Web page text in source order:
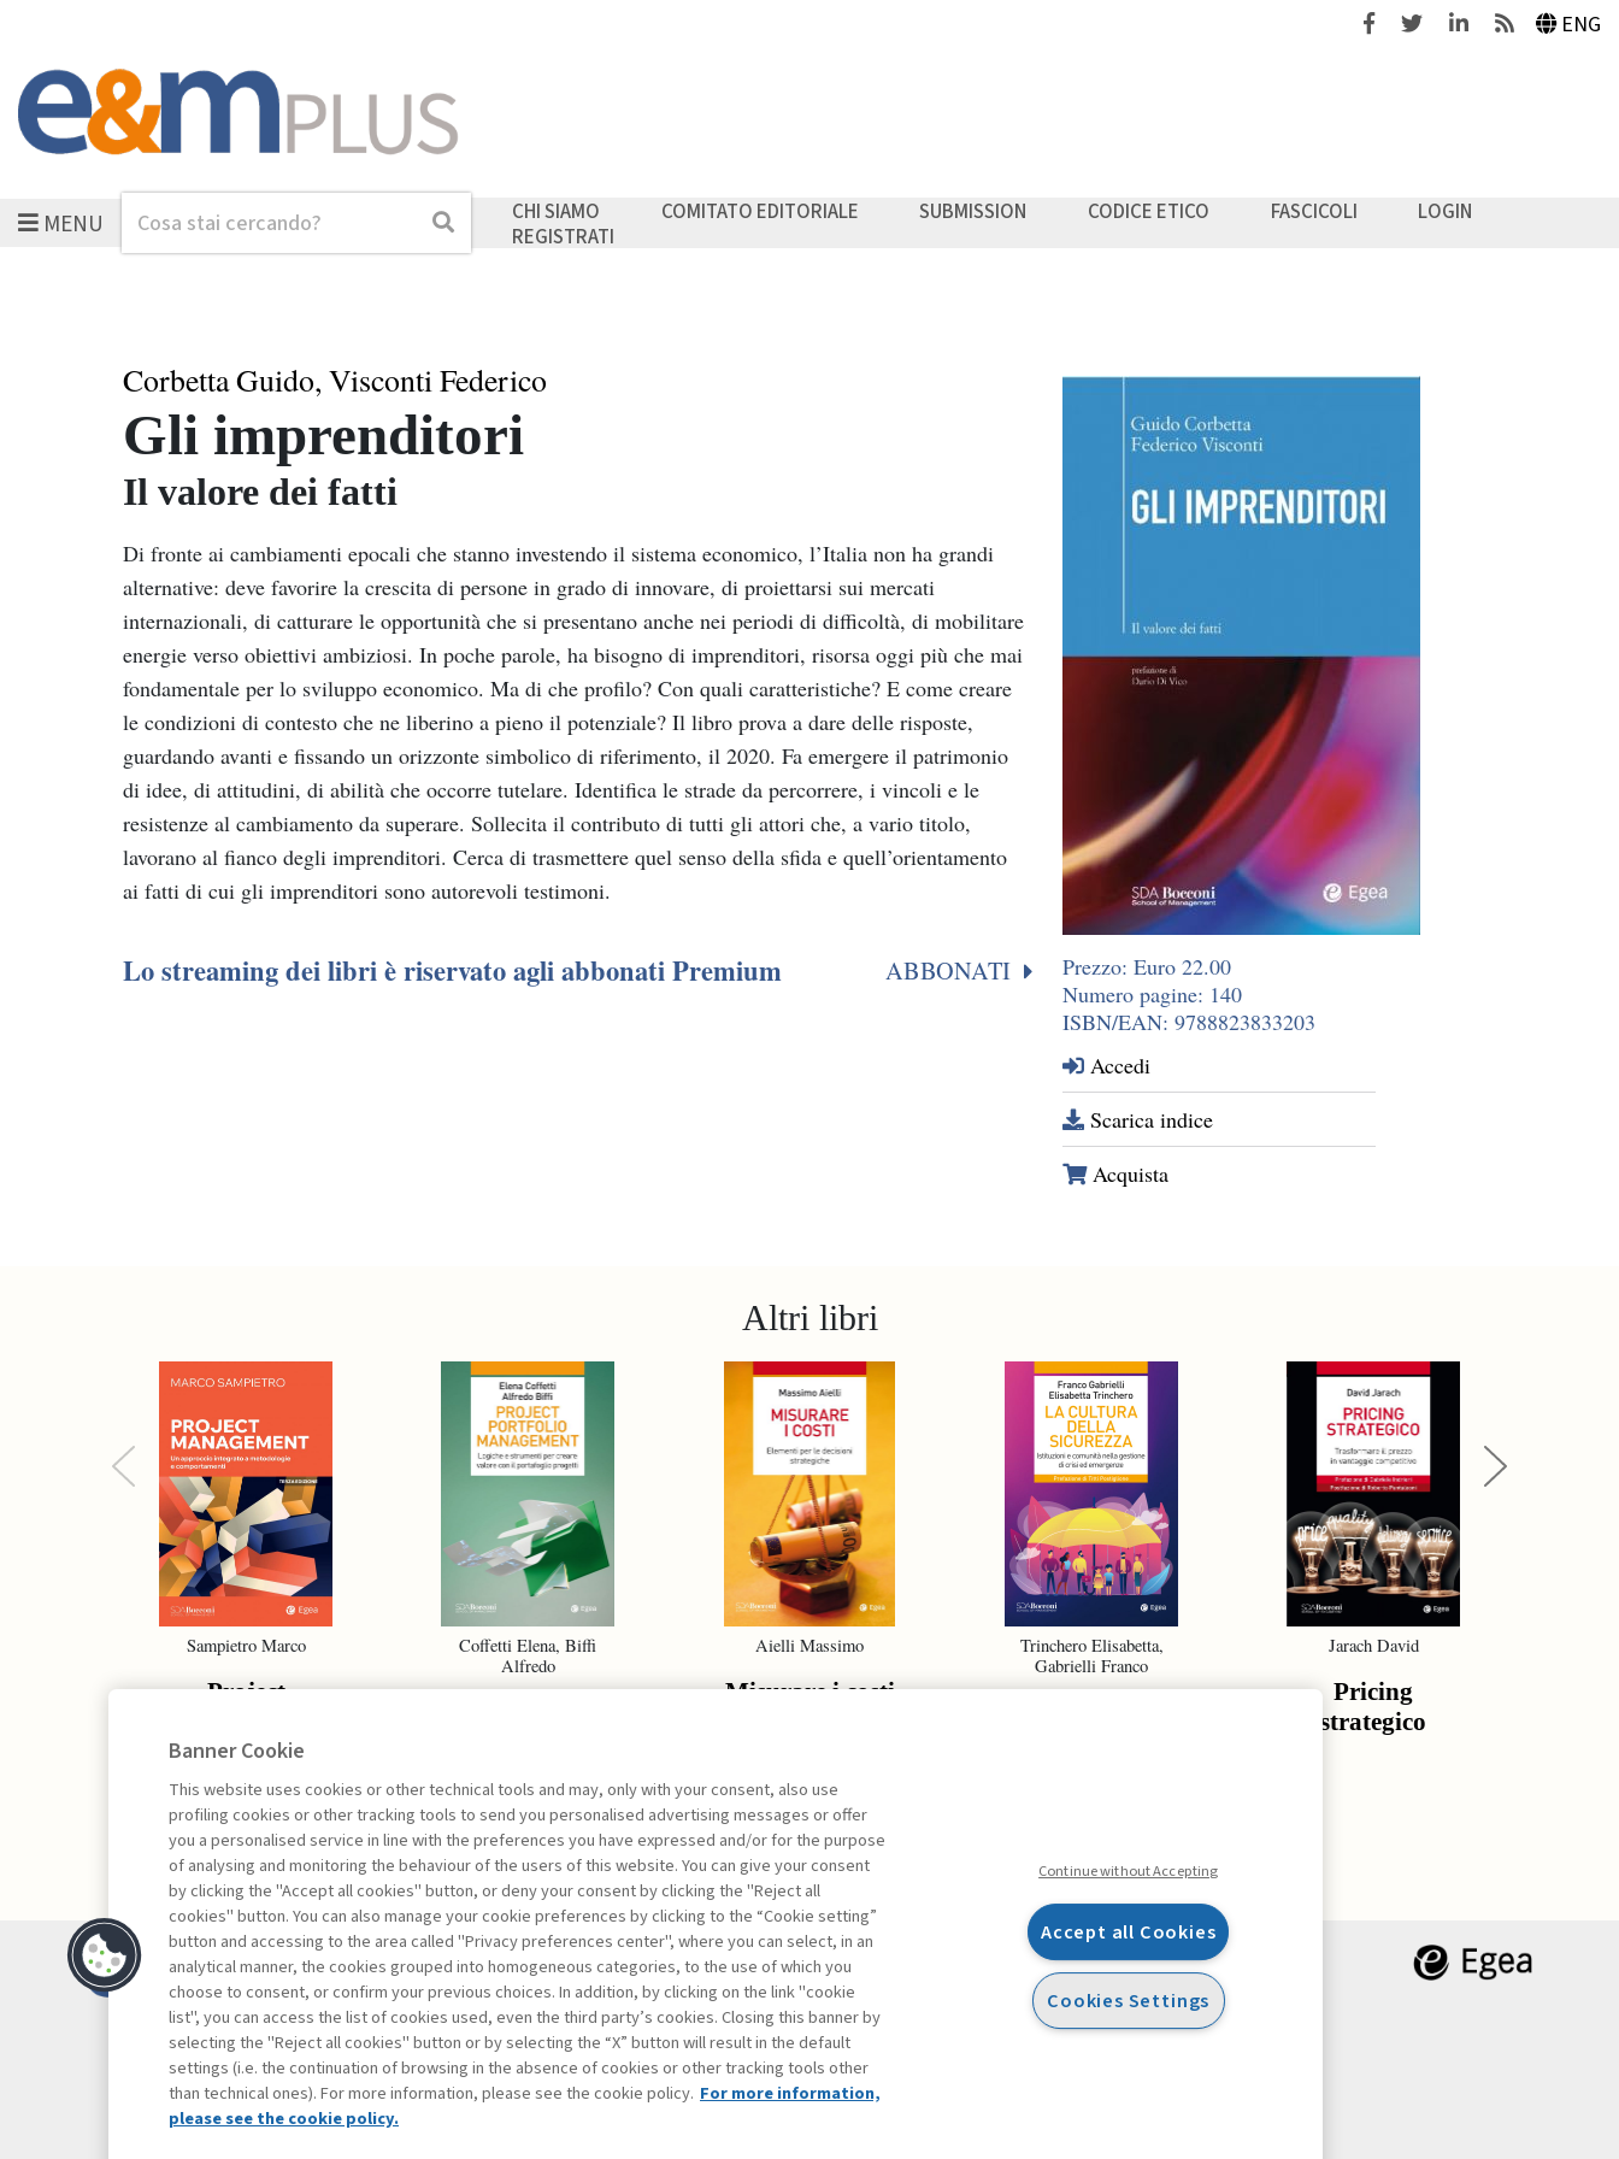
FacebookTwitterLinkedinFeeds ENG
MENUCerca Cerca CHI SIAMO COMITATO EDITORIALE SUBMISSION CODICE ETICO FASCICOLI
LOGIN
REGISTRATI
Corbetta Guido, Visconti Federico
Gli imprenditori
Il valore dei fatti
Di fronte ai cambiamenti epocali che stanno investendo il sistema economico, l’Italia non ha grandi
alternative: deve favorire la crescita di persone in grado di innovare, di proiettarsi sui mercati
internazionali, di catturare le opportunità che si presentano anche nei periodi di difficoltà, di mobilitare
energie verso obiettivi ambiziosi. In poche parole, ha bisogno di imprenditori, risorsa oggi più che mai
fondamentale per lo sviluppo economico. Ma di che profilo? Con quali caratteristiche? E come creare
le condizioni di contesto che ne liberino a pieno il potenziale? Il libro prova a dare delle risposte,
guardando avanti e fissando un orizzonte simbolico di riferimento, il 2020. Fa emergere il patrimonio
di idee, di attitudini, di abilità che occorre tutelare. Identifica le strade da percorrere, i vincoli e le
resistenze al cambiamento da superare. Sollecita il contributo di tutti gli attori che, a vario titolo,
lavorano al fianco degli imprenditori. Cerca di trasmettere quel senso della sfida e quell’orientamento
ai fatti di cui gli imprenditori sono autorevoli testimoni.
Lo streaming dei libri è riservato agli abbonati Premium ABBONATI
Prezzo: Euro 22.00
Numero pagine: 140
ISBN/EAN: 9788823833203
Accedi
Scarica indice
Acquista
Altri libri
Previous
Sampietro Marco
Project
III edizione
Coffetti Elena, Biffi
Alfredo
Aielli Massimo
Misurare i costi
Trinchero Elisabetta,
Gabrielli Franco
Jarach David
Pricing
strategico
Next
ARCHIVIO
Contatti
Abbonamenti
Archivio rubriche
Privacy
Cookie policy
Whistleblowing
FacebookTwitterLinkedin
Banner Cookie
This website uses cookies or other technical tools and may, only with your consent, also use
profiling cookies or other tracking tools to send you personalised advertising messages or offer
you a personalised service in line with the preferences you have expressed and/or for the purpose
of analysing and monitoring the behaviour of the users of this website. You can give your consent
by clicking the "Accept all cookies" button, or deny your consent by clicking the "Reject all
cookies" button. You can also manage your cookie preferences by clicking to the “Cookie setting”
button and accessing to the area called "Privacy preferences center", where you can select, in an
analytical manner, the cookies grouped into homogeneous categories, to the use of which you
choose to consent, or confirm your previous choices. In addition, by clicking on the link "cookie
list", you can access the list of cookies used, even the third party’s cookies. Closing this banner by
selecting the "Reject all cookies" button or by selecting the “X” button will result in the default
settings (i.e. the continuation of browsing in the absence of cookies or other tracking tools other
than technical ones). For more information, please see the cookie policy. For more information,
please see the cookie policy.
Continue without Accepting
Accept all Cookies
Cookies Settings